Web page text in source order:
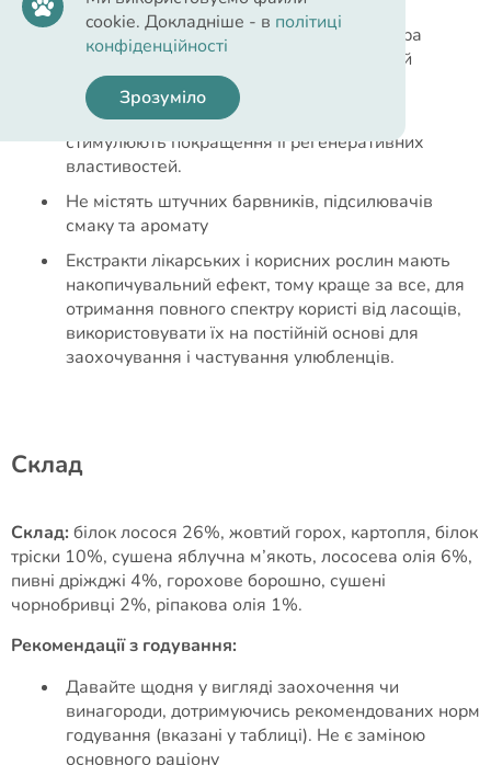
Лососева олія – незамінна складова, котра
сприяє підтримці здоров’я шкіри та гарній
кондиції шерсті улюбленця.
Чорнобривці – заспокоюють шкіру, та
стимулюють покращення її регенеративних
властивостей.
Не містять штучних барвників, підсилювачів
смаку та аромату
Екстракти лікарських і корисних рослин мають
накопичувальний ефект, тому краще за все, для
отримання повного спектру користі від ласощів,
використовувати їх на постійній основі для
заохочування і частування улюбленців.
Cклад
Склад: білок лосося 26%, жовтий горох, картопля, білок
тріски 10%, сушена яблучна м’якоть, лососева олія 6%,
пивні дріжджі 4%, горохове борошно, сушені
чорнобривці 2%, ріпакова олія 1%.
Рекомендації з годування:
Давайте щодня у вигляді заохочення чи
винагороди, дотримуючись рекомендованих норм
годування (вказані у таблиці). Не є заміною
основного раціону
cookie. Докладніше - в політиці
конфіденційності
Зрозуміло